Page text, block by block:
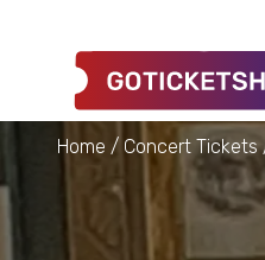
Home Concert Tickets